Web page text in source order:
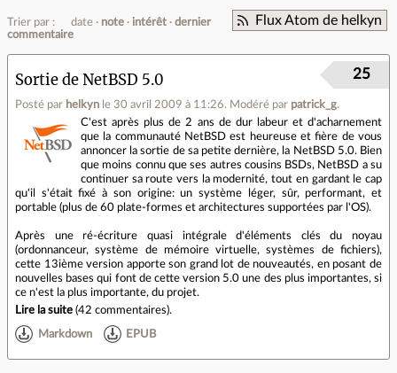
Flux Atom de helkyn
Trier par : date note intérêt
dernier
commentaire
Sortie de NetBSD 5.0
Posté par helkyn le 30 avril 2009 à 11:26. Modéré par patrick_g.
25
C'est après plus de 2 ans de dur labeur et d'acharnement
que la communauté NetBSD est heureuse et fière de vous
annoncer la sortie de sa petite dernière, la NetBSD 5.0. Bien
que moins connu que ses autres cousins BSDs, NetBSD a su
continuer sa route vers la modernité, tout en gardant le cap
qu'il s'était fixé à son origine: un système léger, sûr, performant, et
portable (plus de 60 plate-formes et architectures supportées par l'OS).
Après une ré-écriture quasi intégrale d'éléments clés du noyau
(ordonnanceur, système de mémoire virtuelle, systèmes de fichiers),
cette 13ième version apporte son grand lot de nouveautés, en posant de
nouvelles bases qui font de cette version 5.0 une des plus importantes, si
ce n'est la plus importante, du projet.
Lire la suite (42 commentaires).
Markdown EPUB